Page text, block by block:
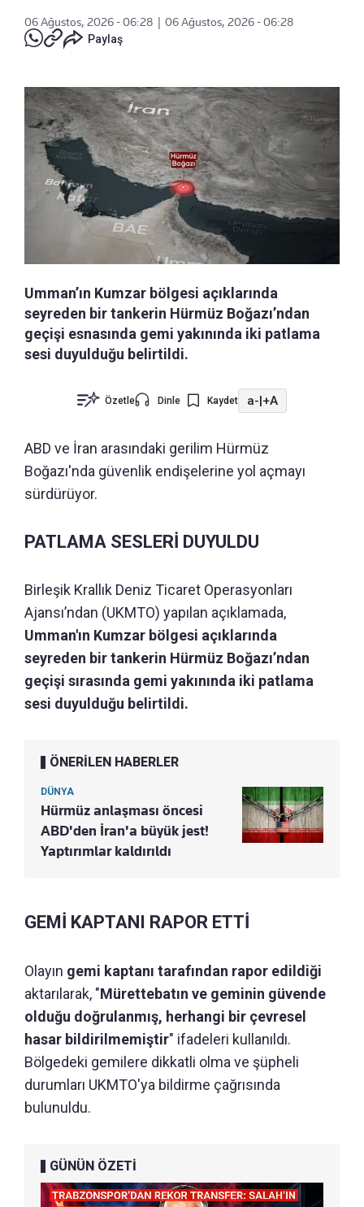
06 Ağustos, 2026 - 06:28
06 Ağustos, 2026 - 06:28
Paylaş
Umman’ın Kumzar bölgesi açıklarında
seyreden bir tankerin Hürmüz Boğazı’ndan
geçişi esnasında gemi yakınında iki patlama
sesi duyulduğu belirtildi.
Özetle Dinle Kaydet a-|+A
ABD ve İran arasındaki gerilim Hürmüz
Boğazı'nda güvenlik endişelerine yol açmayı
sürdürüyor.
PATLAMA SESLERİ DUYULDU
Birleşik Krallık Deniz Ticaret Operasyonları
Ajansı’ndan (UKMTO) yapılan açıklamada,
Umman'ın Kumzar bölgesi açıklarında
seyreden bir tankerin Hürmüz Boğazı’ndan
geçişi sırasında gemi yakınında iki patlama
sesi duyulduğu belirtildi.
ÖNERİLEN HABERLER
DÜNYA
Hürmüz anlaşması öncesi
ABD'den İran'a büyük jest!
Yaptırımlar kaldırıldı
GEMİ KAPTANI RAPOR ETTİ
Olayın gemi kaptanı tarafından rapor edildiği
aktarılarak, "Mürettebatın ve geminin güvende
olduğu doğrulanmış, herhangi bir çevresel
hasar bildirilmemiştir" ifadeleri kullanıldı.
Bölgedeki gemilere dikkatli olma ve şüpheli
durumları UKMTO'ya bildirme çağrısında
bulunuldu.
GÜNÜN ÖZETİ